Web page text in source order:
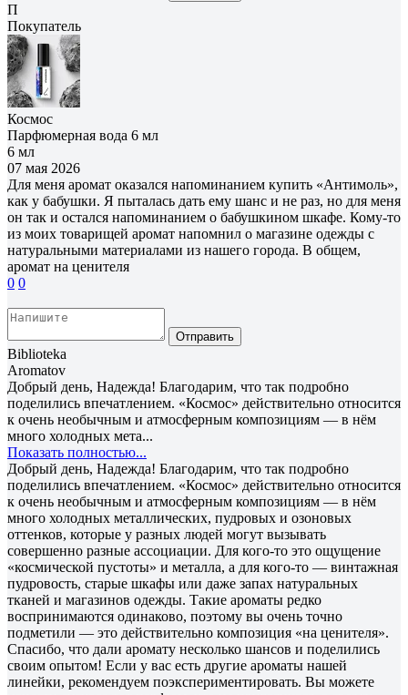
П
Покупатель
Космос
Парфюмерная вода 6 мл
6 мл
07 мая 2026
Для меня аромат оказался напоминанием купить «Антимоль»,
как у бабушки. Я пыталась дать ему шанс и не раз, но для меня
он так и остался напоминанием о бабушкином шкафе. Кому-то
из моих товарищей аромат напомнил о магазине одежды с
натуральными материалами из нашего города. В общем,
аромат на ценителя
0 0
Отправить
Biblioteka
Aromatov
Добрый день, Надежда! Благодарим, что так подробно
поделились впечатлением. «Космос» действительно относится
к очень необычным и атмосферным композициям — в нём
много холодных мета...
Показать полностью...
Добрый день, Надежда! Благодарим, что так подробно
поделились впечатлением. «Космос» действительно относится
к очень необычным и атмосферным композициям — в нём
много холодных металлических, пудровых и озоновых
оттенков, которые у разных людей могут вызывать
совершенно разные ассоциации. Для кого-то это ощущение
«космической пустоты» и металла, а для кого-то — винтажная
пудровость, старые шкафы или даже запах натуральных
тканей и магазинов одежды. Такие ароматы редко
воспринимаются одинаково, поэтому вы очень точно
подметили — это действительно композиция «на ценителя».
Спасибо, что дали аромату несколько шансов и поделились
своим опытом! Если у вас есть другие ароматы нашей
линейки, рекомендуем поэкспериментировать. Вы можете